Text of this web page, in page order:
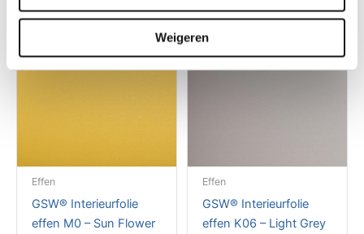
Weigeren
Effen
GSW® Interieurfolie
effen M0 – Sun Flower
Effen
GSW® Interieurfolie
effen K06 – Light Grey